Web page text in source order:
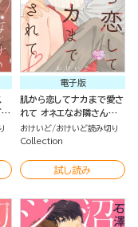
さ
電子版
肌から恋してナカまで愛さ
れて オネエなお隣さんの
甘い執着（単話版）
おけいど おけいど読み切り
Collection
試し読み